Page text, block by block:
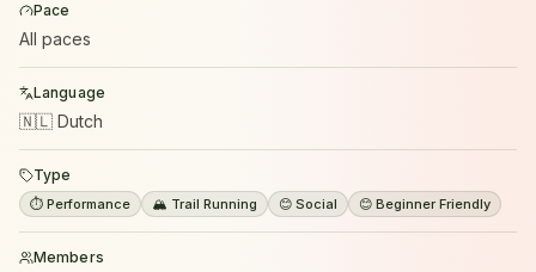
Pace
All paces
Language
🇳🇱 Dutch
Type
⏱️ Performance 🏔️ Trail Running 😊 Social 😊 Beginner Friendly
Members